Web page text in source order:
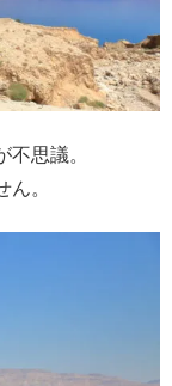
思議。
。